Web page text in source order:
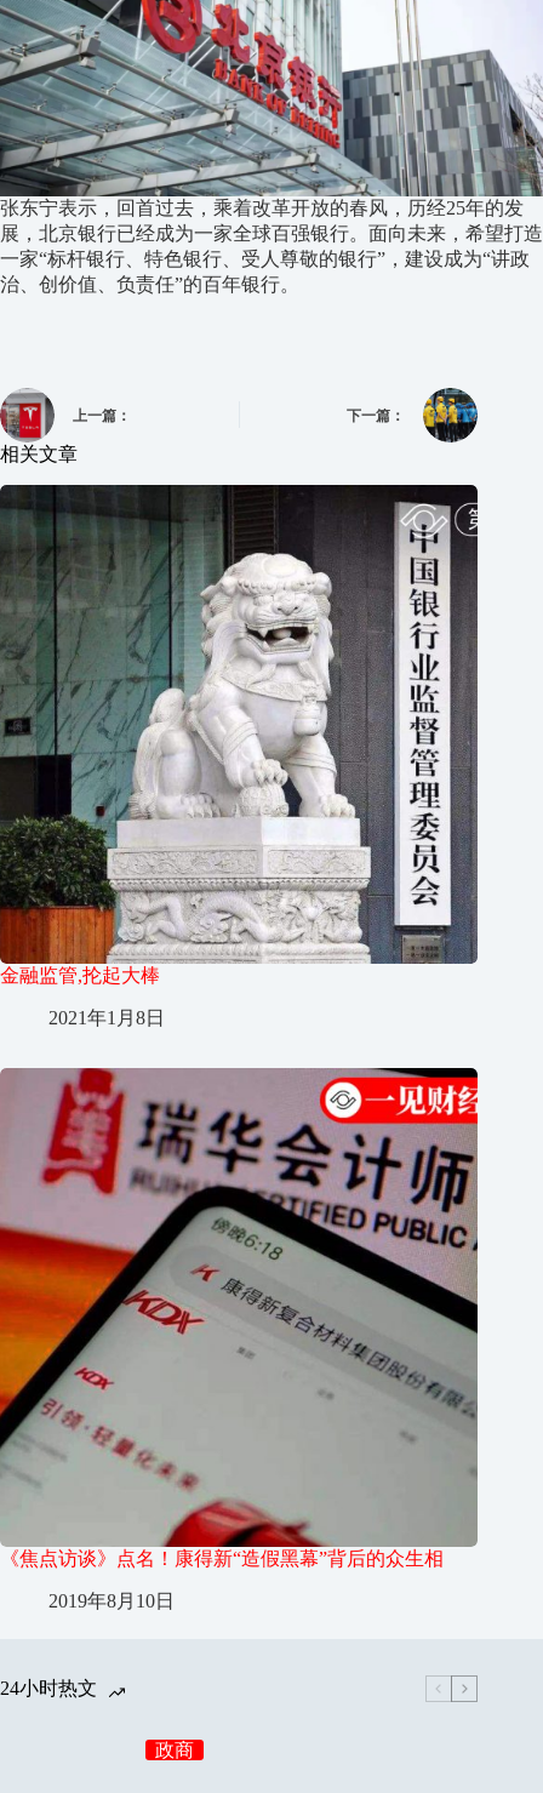
张东宁表示，回首过去，乘着改革开放的春风，历经25年的发
展，北京银行已经成为一家全球百强银行。面向未来，希望打造
一家“标杆银行、特色银行、受人尊敬的银行”，建设成为“讲政
治、创价值、负责任”的百年银行。
上一篇： 下一篇：
相关文章
金融监管,抡起大棒
2021年1月8日
《焦点访谈》点名！康得新“造假黑幕”背后的众生相
2019年8月10日
24小时热文
政商